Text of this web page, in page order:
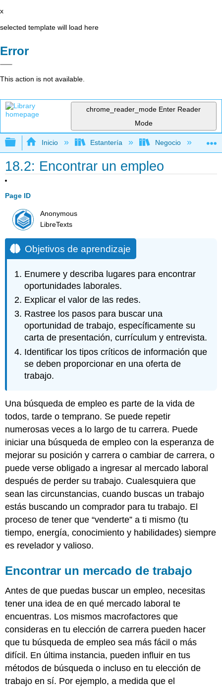
x
selected template will load here
Error
This action is not available.
chrome_reader_mode Enter Reader
Mode
Expandir/contraer jerarquía global
Inicio Estantería Negocio
18.2: Encontrar un empleo
Page ID
Anonymous
LibreTexts
Objetivos de aprendizaje
Enumere y describa lugares para encontrar
oportunidades laborales.
Explicar el valor de las redes.
Rastree los pasos para buscar una
oportunidad de trabajo, específicamente su
carta de presentación, currículum y entrevista.
Identificar los tipos críticos de información que
se deben proporcionar en una oferta de
trabajo.
Una búsqueda de empleo es parte de la vida de
todos, tarde o temprano. Se puede repetir
numerosas veces a lo largo de tu carrera. Puede
iniciar una búsqueda de empleo con la esperanza de
mejorar su posición y carrera o cambiar de carrera, o
puede verse obligado a ingresar al mercado laboral
después de perder su trabajo. Cualesquiera que
sean las circunstancias, cuando buscas un trabajo
estás buscando un comprador para tu trabajo. El
proceso de tener que “venderte” a ti mismo (tu
tiempo, energía, conocimiento y habilidades) siempre
es revelador y valioso.
Encontrar un mercado de trabajo
Antes de que puedas buscar un empleo, necesitas
tener una idea de en qué mercado laboral te
encuentras. Los mismos macrofactores que
consideras en tu elección de carrera pueden hacer
que tu búsqueda de empleo sea más fácil o más
difícil. En última instancia, pueden influir en tus
métodos de búsqueda o incluso en tu elección de
trabajo en sí. Por ejemplo, a medida que el